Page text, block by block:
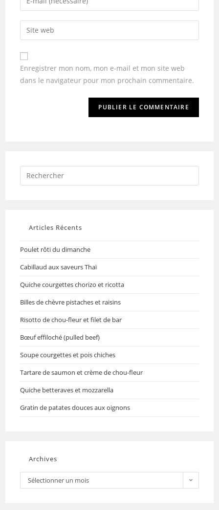
Enregistrer mon nom, mon e-mail et mon site web
dans le navigateur pour mon prochain commentaire.
Articles Récents
Poulet rôti du dimanche
Cabillaud aux saveurs Thaï
Quiche courgettes chorizo et ricotta
Billes de chèvre pistaches et raisins
Risotto de chou-fleur et filet de bar
Bœuf effiloché (pulled beef)
Soupe courgettes et pois chiches
Tartare de saumon et crème de chou-fleur
Quiche betteraves et mozzarella
Gratin de patates douces aux oignons
Archives
Sélectionner un mois